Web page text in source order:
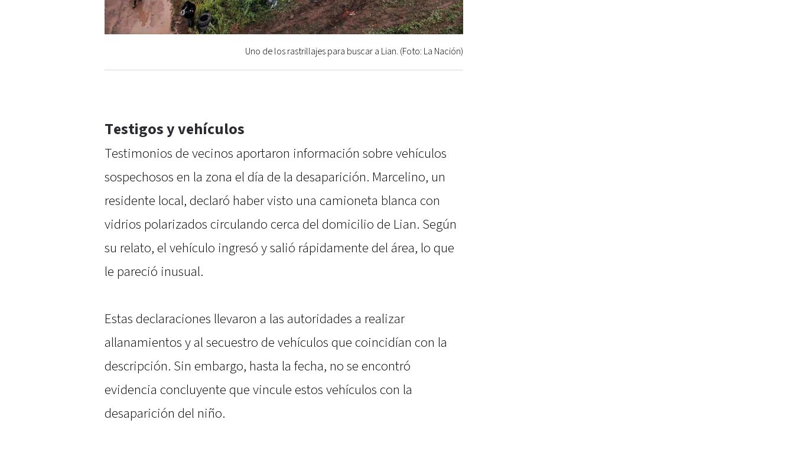
Uno de los rastrillajes para buscar a Lian. (Foto: La Nación)
Testigos y vehículos
Testimonios de vecinos aportaron información sobre vehículos
sospechosos en la zona el día de la desaparición. Marcelino, un
residente local, declaró haber visto una camioneta blanca con
vidrios polarizados circulando cerca del domicilio de Lian. Según
su relato, el vehículo ingresó y salió rápidamente del área, lo que
le pareció inusual. ​
Estas declaraciones llevaron a las autoridades a realizar
allanamientos y al secuestro de vehículos que coincidían con la
descripción. Sin embargo, hasta la fecha, no se encontró
evidencia concluyente que vincule estos vehículos con la
desaparición del niño.